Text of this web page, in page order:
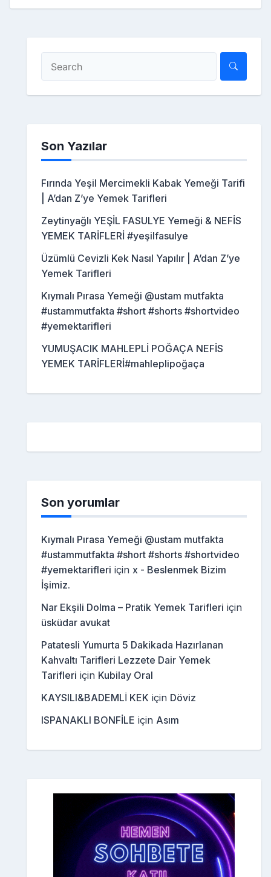
Son Yazılar
Fırında Yeşil Mercimekli Kabak Yemeği Tarifi
| A’dan Z’ye Yemek Tarifleri
Zeytinyağlı YEŞİL FASULYE Yemeği & NEFİS
YEMEK TARİFLERİ #yeşilfasulye
Üzümlü Cevizli Kek Nasıl Yapılır | A’dan Z’ye
Yemek Tarifleri
Kıymalı Pırasa Yemeği @ustam mutfakta
#ustammutfakta #short #shorts #shortvideo
#yemektarifleri
YUMUŞACIK MAHLEPLİ POĞAÇA NEFİS
YEMEK TARİFLERİ#mahleplipoğaça
Son yorumlar
Kıymalı Pırasa Yemeği @ustam mutfakta
#ustammutfakta #short #shorts #shortvideo
#yemektarifleri için x - Beslenmek Bizim
İşimiz.
Nar Ekşili Dolma – Pratik Yemek Tarifleri için
üsküdar avukat
Patatesli Yumurta 5 Dakikada Hazırlanan
Kahvaltı Tarifleri Lezzete Dair Yemek
Tarifleri için Kubilay Oral
KAYSILI&BADEMLİ KEK için Döviz
ISPANAKLI BONFİLE için Asım